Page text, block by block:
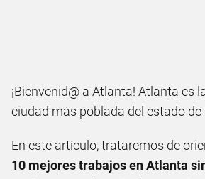
¡Bienvenid@ a Atlanta! Atlanta es
ciudad más poblada del estado de
En este artículo, trataremos de
10 mejores trabajos en Atlanta